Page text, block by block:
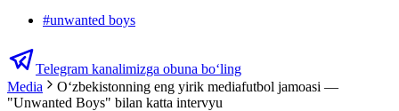
#unwanted boys
Telegram kanalimizga obuna bo‘ling
Media
Oʻzbekistonning eng yirik mediafutbol jamoasi —
"Unwanted Boys" bilan katta intervyu